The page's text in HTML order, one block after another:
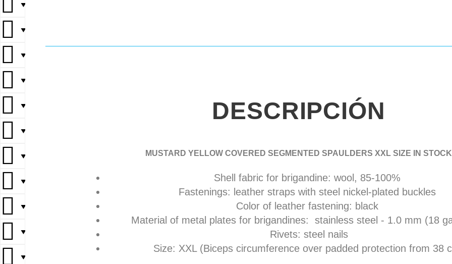
▼
▼
▼
▼
▼
▼
▼
▼
▼
▼
▼
DESCRIPCIÓN
MUSTARD YELLOW COVERED SEGMENTED SPAULDERS XXL SIZE IN STOCK
Shell fabric for brigandine: wool, 85-100%
Fastenings: leather straps with steel nickel-plated buckles
Color of leather fastening: black
Material of metal plates for brigandines: stainless steel - 1.0 mm (18
Rivets: steel nails
Size: XXL (Biceps circumference over padded protection from 38